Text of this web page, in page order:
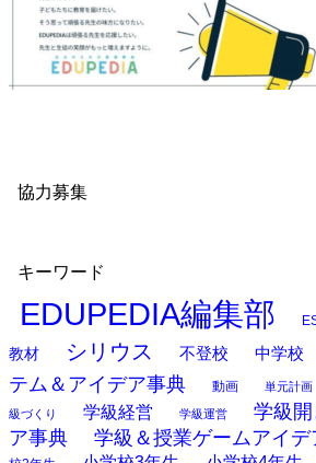
協力募集
キーワード
EDUPEDIA編集部
教材
シリウス 不登校 中学校
テム＆アイデア事典
動画 単元計画
級づくり 学級経営 学級運営
学級
ア事典
学級＆授業ゲームアイデ